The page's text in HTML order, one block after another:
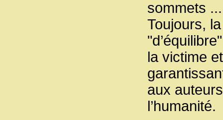
sommets
Toujours,
la victime
aux
l’humanité.